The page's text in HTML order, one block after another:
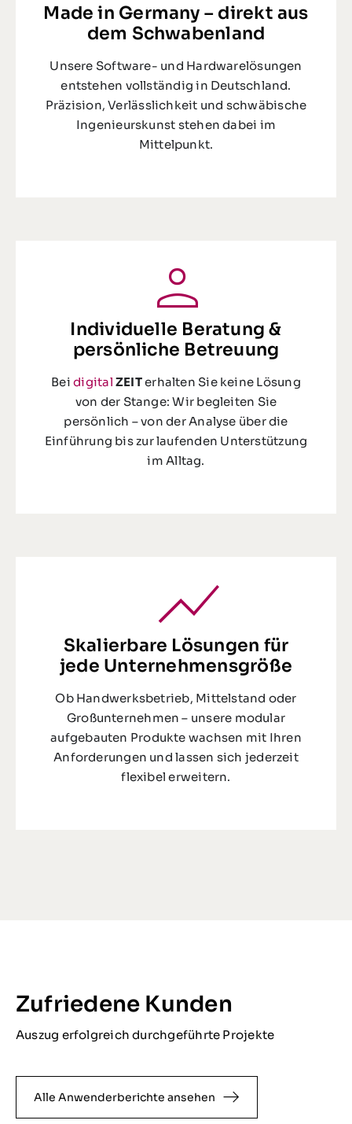
Made in Germany – direkt aus
dem Schwabenland
Unsere Software- und Hardwarelösungen
entstehen vollständig in Deutschland.
Präzision, Verlässlichkeit und schwäbische
Ingenieurskunst stehen dabei im
Mittelpunkt.
Individuelle Beratung &
persönliche Betreuung
Beidigital ZEITerhalten Sie keine Lösung
von der Stange: Wir begleiten Sie
persönlich – von der Analyse über die
Einführung bis zur laufenden Unterstützung
im Alltag.
Skalierbare Lösungen für
jede Unternehmensgröße
Ob Handwerksbetrieb, Mittelstand oder
Großunternehmen – unsere modular
aufgebauten Produkte wachsen mit Ihren
Anforderungen und lassen sich jederzeit
flexibel erweitern.
Zufriedene Kunden
Auszug erfolgreich durchgeführte Projekte
Alle Anwenderberichte ansehen